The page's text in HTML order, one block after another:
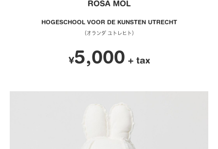
ROSA MOL
HOGESCHOOL VOOR DE KUNSTEN UTRECHT
（オランダ ユトレヒト）
¥5,000 + tax